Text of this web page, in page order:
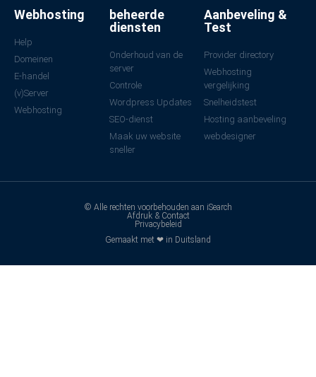
Webhosting
Help
Domeinen
E-handel
(v)Server
Webhosting
beheerde
diensten
Onderhoud van de
server
Controle
Wordpress Updates
SEO-dienst
Maak uw website
sneller
Aanbeveling &
Test
Provider directory
Webhosting
vergelijking
Snelheidstest
Hosting aanbeveling
webdesigner
© Alle rechten voorbehouden aan iSearch
Afdruk & Contact
Privacybeleid
Gemaakt met ❤ in Duitsland